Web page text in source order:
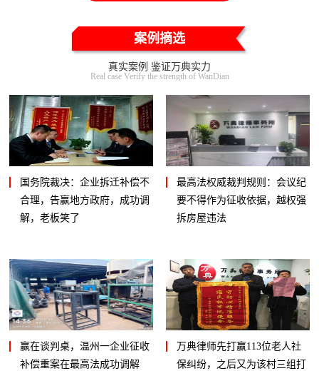
案例摘选
真实案例 鉴证万典实力
Real case Verify the strength of WanDian
国务院裁决：企业拆迁补偿不
合理，告赢地方政府，成功调
解，老板笑了
最高法权威裁判规则：会议纪
要不得作为征收依据，越权强
拆房屋违法
赢在谈判桌，温州一企业征收
补偿重案在最高法成功调解
万典律师先打赢113位老人社
保纠纷，之后又为该村三组打